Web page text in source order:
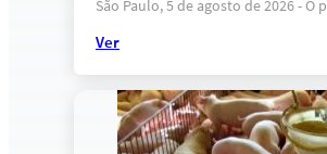
São Paulo, 5 de agosto de 2026 -
Ver